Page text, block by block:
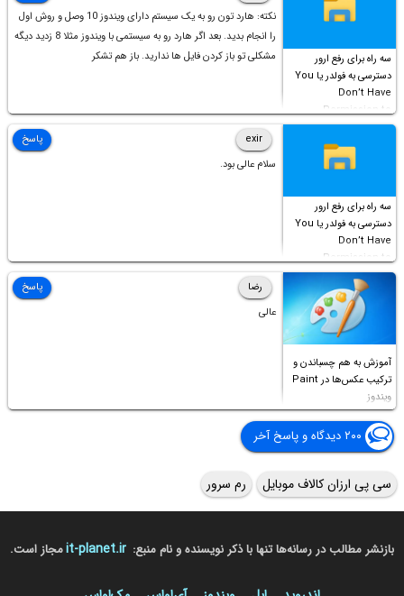
سه راه برای رفع ارور
دسترسی به فولدر یا You
Don’t Have
Permission to
Access this folder
نکته: هارد تون رو به یک سیستم دارای ویندوز 10 وصل و روش اول
را انجام بدید. بعد اگر هارد رو به سیستمی با ویندوز مثلا 8 زدید دیگه
مشکلی تو باز کردن فایل ها ندارید. باز هم تشکر
سه راه برای رفع ارور
دسترسی به فولدر یا You
Don’t Have
Permission to
Access this folder
exir
سلام عالی بود.
پاسخ
آموزش به هم چسباندن و
ترکیب عکس‌ها در Paint
ویندوز
رضا
عالی
پاسخ
۲۰۰ دیدگاه و پاسخ آخر
سی پی ارزان کالاف موبایل رم سرور
بازنشر مطالب در رسانه‌ها تنها با ذکر نویسنده و نام منبع: it-planet.irمجاز است.